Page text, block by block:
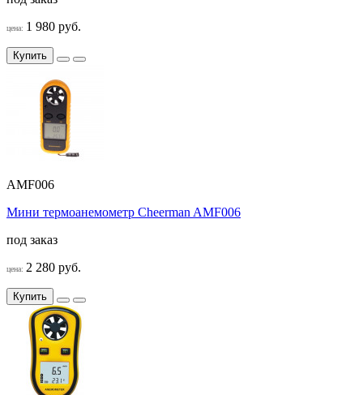
цена: 1 980 руб.
Купить
AMF006
Мини термоанемометр Cheerman AMF006
под заказ
цена: 2 280 руб.
Купить